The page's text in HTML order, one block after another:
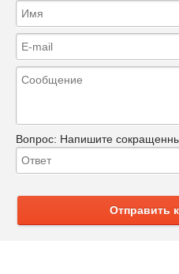
Вопрос: Напишите
Отправить